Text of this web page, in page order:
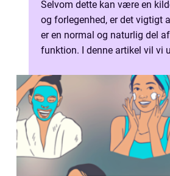
Selvom dette kan være en
og forlegenhed, er det vigtigt
er en normal og naturlig del
funktion. I denne artikel vil vi